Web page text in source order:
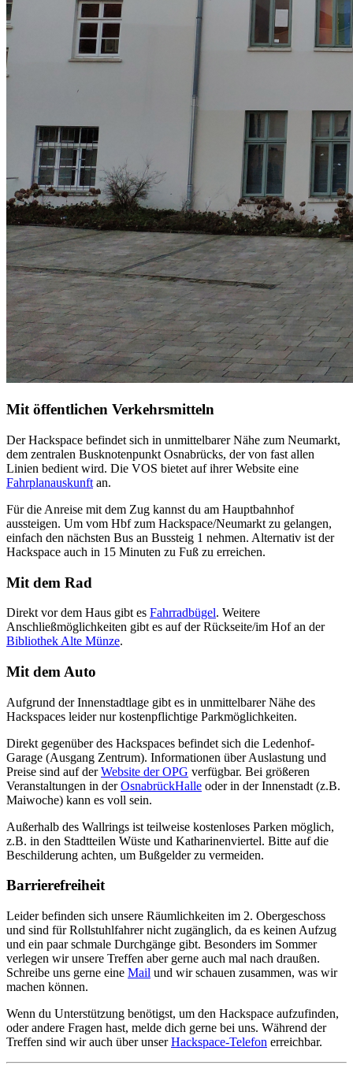
Mit öffentlichen Verkehrsmitteln
Der Hackspace befindet sich in unmittelbarer Nähe zum Neumarkt,
dem zentralen Busknotenpunkt Osnabrücks, der von fast allen
Linien bedient wird. Die VOS bietet auf ihrer Website eine
Fahrplanauskunft an.
Für die Anreise mit dem Zug kannst du am Hauptbahnhof
aussteigen. Um vom Hbf zum Hackspace/Neumarkt zu gelangen,
einfach den nächsten Bus an Bussteig 1 nehmen. Alternativ ist der
Hackspace auch in 15 Minuten zu Fuß zu erreichen.
Mit dem Rad
Direkt vor dem Haus gibt es Fahrradbügel. Weitere
Anschließmöglichkeiten gibt es auf der Rückseite/im Hof an der
Bibliothek Alte Münze.
Mit dem Auto
Aufgrund der Innenstadtlage gibt es in unmittelbarer Nähe des
Hackspaces leider nur kostenpflichtige Parkmöglichkeiten.
Direkt gegenüber des Hackspaces befindet sich die Ledenhof-
Garage (Ausgang Zentrum). Informationen über Auslastung und
Preise sind auf derWebsite der OPG verfügbar. Bei größeren
Veranstaltungen in derOsnabrückHalle oder in der Innenstadt (z.B.
Maiwoche) kann es voll sein.
Außerhalb des Wallrings ist teilweise kostenloses Parken möglich,
z.B. in den Stadtteilen Wüste und Katharinenviertel. Bitte auf die
Beschilderung achten, um Bußgelder zu vermeiden.
Barrierefreiheit
Leider befinden sich unsere Räumlichkeiten im 2. Obergeschoss
und sind für Rollstuhlfahrer nicht zugänglich, da es keinen Aufzug
und ein paar schmale Durchgänge gibt. Besonders im Sommer
verlegen wir unsere Treffen aber gerne auch mal nach draußen.
Schreibe uns gerne eine Mail und wir schauen zusammen, was wir
machen können.
Wenn du Unterstützung benötigst, um den Hackspace aufzufinden,
oder andere Fragen hast, melde dich gerne bei uns. Während der
Treffen sind wir auch über unserHackspace-Telefon erreichbar.